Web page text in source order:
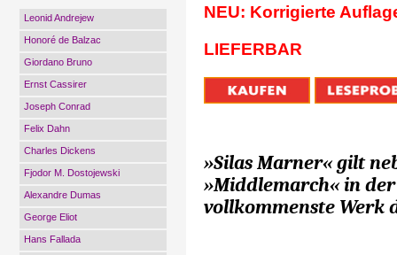
Leonid Andrejew
Honoré de Balzac
Giordano Bruno
Ernst Cassirer
Joseph Conrad
Felix Dahn
Charles Dickens
Fjodor M. Dostojewski
Alexandre Dumas
George Eliot
Hans Fallada
NEU: Korrigierte
LIEFERBAR
»Silas Marner« gilt
»Middlemarch« in
vollkommenste Werk